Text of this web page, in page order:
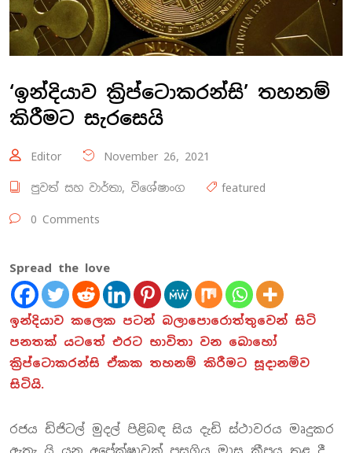
‘ඉන්දියාව ක්‍රිප්ටොකරන්සි’ තහනම්
කිරීමට සැරසෙයි
Editor November 26, 2021
පුවත් සහ වාර්තා, විශේෂාංග featured
0 Comments
Spread the love
ඉන්දියාව කලෙක පටන් බලාපොරොත්තුවෙන් සිටි
පනතක් යටතේ එරට භාවිතා වන බොහෝ
ක්‍රිප්ටොකරන්සි ඒකක තහනම් කිරීමට සූදානම්ව
සිටියි.
රජය ඩිජිටල් මුදල් පිළිබඳ සිය දැඩි ස්ථාවරය මෘදුකර
ඇතැ යි යන අපේක්ෂාවක් පසුගිය මාස කීපය තුළ දී